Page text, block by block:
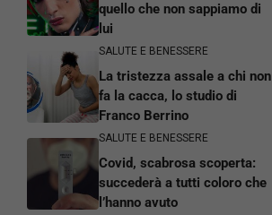
quello che non sappiamo di
lui
SALUTE E BENESSERE
La tristezza assale a chi non
fa la cacca, lo studio di
Franco Berrino
SALUTE E BENESSERE
Covid, scabrosa scoperta:
succederà a tutti coloro che
l’hanno avuto